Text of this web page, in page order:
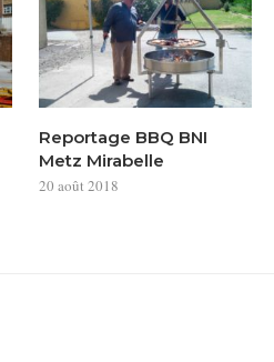
Reportage BBQ BNI
Metz Mirabelle
20 août 2018